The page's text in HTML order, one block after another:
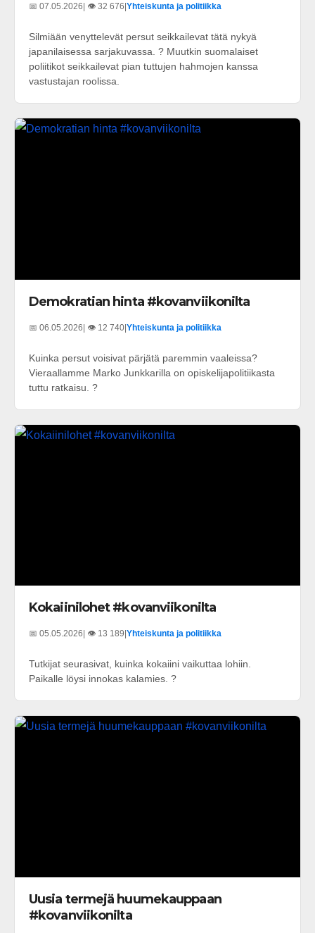
📅 07.05.2026 | 👁️ 32 676 Yhteiskunta ja politiikka
Silmiään venyttelevät persut seikkailevat tätä nykyä
japanilaisessa sarjakuvassa. ? Muutkin suomalaiset
poliitikot seikkailevat pian tuttujen hahmojen kanssa
vastustajan roolissa.
Demokratian hinta #kovanviikonilta
📅 06.05.2026| 👁️ 12 740|Yhteiskunta ja politiikka
Kuinka persut voisivat pärjätä paremmin vaaleissa?
Vieraallamme Marko Junkkarilla on opiskelijapolitiikasta
tuttu ratkaisu. ?
Kokaiinilohet #kovanviikonilta
📅 05.05.2026 | 👁️ 13 189 Yhteiskunta ja politiikka
Tutkijat seurasivat, kuinka kokaiini vaikuttaa lohiin.
Paikalle löysi innokas kalamies. ?
Uusia termejä huumekauppaan
#kovanviikonilta